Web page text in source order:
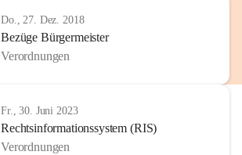
Do., 27. Dez. 2018
Bezüge Bürgermeister
Verordnungen
Fr., 30. Juni 2023
Rechtsinformationssystem (RIS)
Verordnungen